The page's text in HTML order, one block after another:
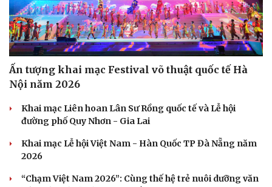
Ấn tượng khai mạc Festival võ thuật quốc tế Hà
Nội năm 2026
Khai mạc Liên hoan Lân Sư Rồng quốc tế và Lễ hội
đường phố Quy Nhơn - Gia Lai
Khai mạc Lễ hội Việt Nam - Hàn Quốc TP Đà Nẵng năm
2026
“Chạm Việt Nam 2026”: Cùng thế hệ trẻ nuôi dưỡng văn